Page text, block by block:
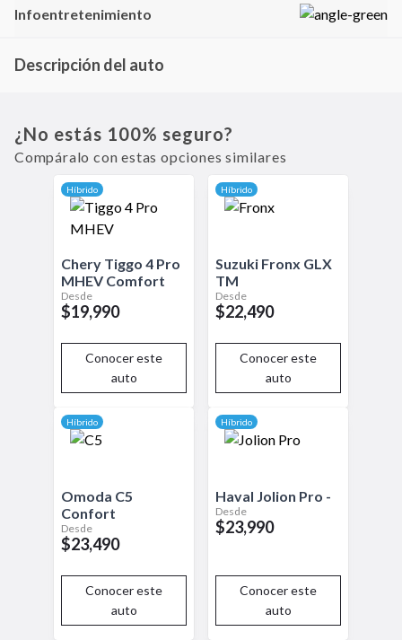
Infoentretenimiento
Descripción del auto
una opción práctica y accesible. Su diseño moderno, acompañado de
tecnología básica de conectividad y seguridad,
¿No estás 100% seguro?
Compáralo con estas opciones similares
Híbrido
Chery Tiggo 4 Pro
MHEV Comfort
Desde
$19,990
Conocer este
auto
Híbrido
Suzuki Fronx GLX
TM
Desde
$22,490
Conocer este
auto
Híbrido
Omoda C5
Confort
Desde
$23,490
Conocer este
auto
Híbrido
Haval Jolion Pro -
Desde
$23,990
Conocer este
auto